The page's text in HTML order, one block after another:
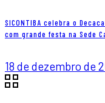
SICONTIBA celebra o
com grande festa na Sede
18 de dezembro de